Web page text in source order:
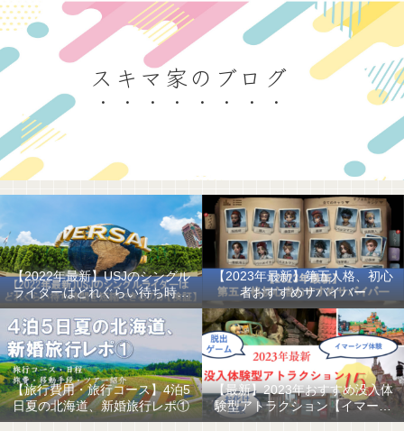
スキマ家のブログ
【2022年最新】USJのシングル
ライダーはどれぐらい待ち時間
を短縮できるのか
【2023年最新】第五人格、初心
者おすすめサバイバー
【旅行費用・旅行コース】4泊5
日夏の北海道、新婚旅行レポ①
【最新】2023年おすすめ没入体
験型アトラクション【イマーシ
ブ体験】